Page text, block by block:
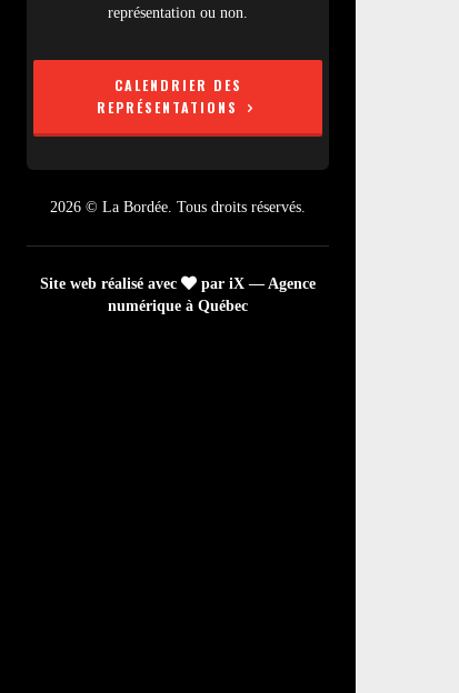
représentation ou non.
CALENDRIER DES
REPRÉSENTATIONS
2026 © La Bordée. Tous droits réservés.
Site web réalisé avec
par iX — Agence
numérique à Québec